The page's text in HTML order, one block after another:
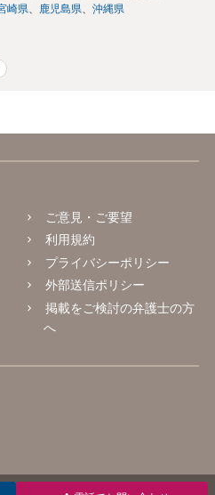
崎県 鹿児島県 沖縄県
ご意見・ご要望
利用規約
プライバシーポリシー
外部送信ポリシー
掲載をご検討の弁護士の方
へ